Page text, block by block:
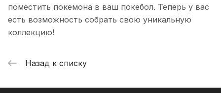
поместить покемона в ваш покебол. Теперь у вас
есть возможность собрать свою уникальную
коллекцию!
Назад к списку